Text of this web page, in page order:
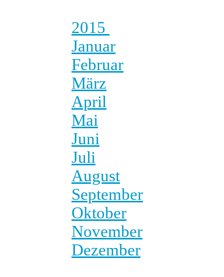
2015
Januar
Februar
März
April
Mai
Juni
Juli
August
September
Oktober
November
Dezember